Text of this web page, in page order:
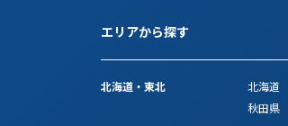
エリアから探す
北海道・東北 北海道
秋田県